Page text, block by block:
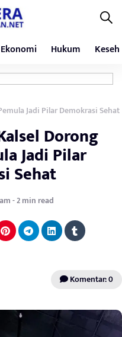
Ekonomi Hukum
Jadi Pilar Demokrasi Sehat
Dorong
Jadi Pilar
Sehat
- 2 min read
Komentar: 0